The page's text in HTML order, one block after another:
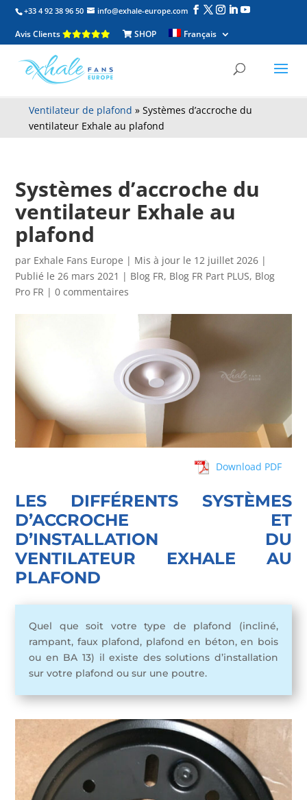
Ventilateur de plafond »Systèmes d’accroche du
ventilateur Exhale au plafond
+33 4 92 38 96 50 info@exhale-europe.com
Avis Clients SHOP Français
Systèmes d’accroche du
ventilateur Exhale au
plafond
par Exhale Fans Europe | Mis à jour le 12 juillet 2026 |
Publié le 26 mars 2021 | Blog FR, Blog FR Part PLUS, Blog
Pro FR |0 commentaires
Download PDF
LES DIFFÉRENTS SYSTÈMES
D’ACCROCHE ET
D’INSTALLATION DU
VENTILATEUR EXHALE AU
PLAFOND
Quel que soit votre type de plafond (incliné,
rampant, faux plafond, plafond en béton, en bois
ou en BA 13) il existe des solutions d’installation
sur votre plafond ou sur une poutre.